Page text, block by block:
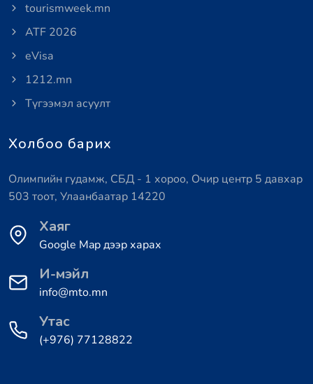
tourismweek.mn
ATF 2026
eVisa
1212.mn
Түгээмэл асуулт
Холбоо барих
Олимпийн гудамж, СБД - 1 хороо, Очир центр 5 давхар
503 тоот, Улаанбаатар 14220
Хаяг
Google Map дээр харах
И-мэйл
info@mto.mn
Утас
(+976) 77128822